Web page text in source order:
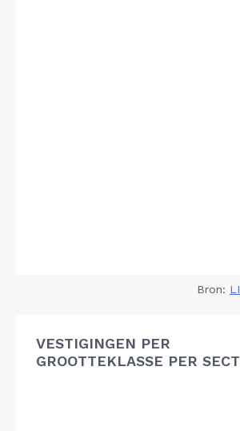
Bron:
VESTIGINGEN PER
GROOTTEKLASSE PER